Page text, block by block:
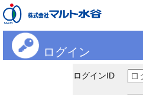
ログイン
ログインID